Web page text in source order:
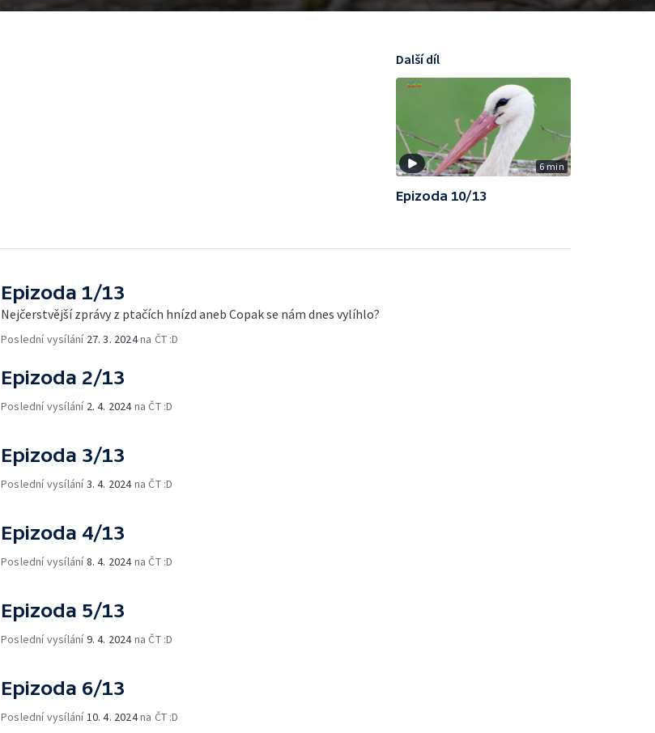
6 min
Další díl
Epizoda 10/13
Epizoda 1/13
Nejčerstvější zprávy z ptačích hnízd aneb Copak se nám dnes vylíhlo?
Poslední vysílání 27. 3. 2024na ČT :D
Epizoda 2/13
Poslední vysílání 2. 4. 2024na ČT :D
Epizoda 3/13
Poslední vysílání3. 4. 2024na ČT :D
Epizoda 4/13
Poslední vysílání8. 4. 2024na ČT :D
Epizoda 5/13
Poslední vysílání9. 4. 2024na ČT :D
Epizoda 6/13
Poslední vysílání 10. 4. 2024na ČT :D